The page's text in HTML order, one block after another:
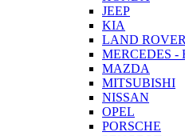
JEEP
KIA
LAND ROVER
MERCEDES -
MAZDA
MITSUBISHI
NISSAN
OPEL
PORSCHE